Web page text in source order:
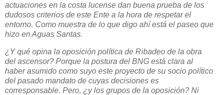
actuaciones en la costa lucense dan buena prueba de los
dudosos criterios de este Ente a la hora de respetar el
entorno. Como muestra de lo que digo ahí está el paseo que
hizo en Aguas Santas.
¿Y qué opina la oposición política de Ribadeo de la obra
del ascensor? Porque la postura del BNG está clara al
haber asumido como suyo este proyecto de su socio político
del pasado mandato de cuyas decisiones es
corresponsable. Pero, ¿y los grupos de la oposición? Ni